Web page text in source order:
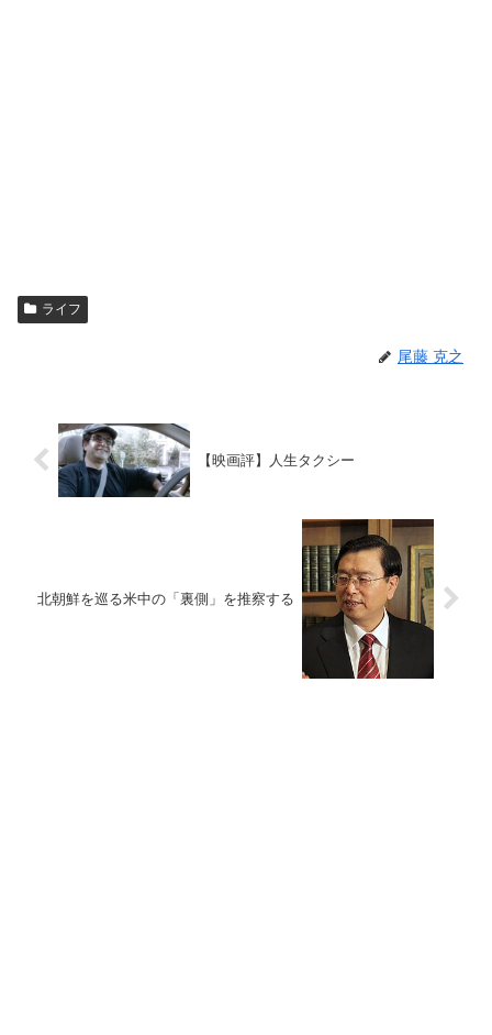
ライフ
尾藤 克之
【映画評】人生タクシー
北朝鮮を巡る米中の「裏側」を推察する